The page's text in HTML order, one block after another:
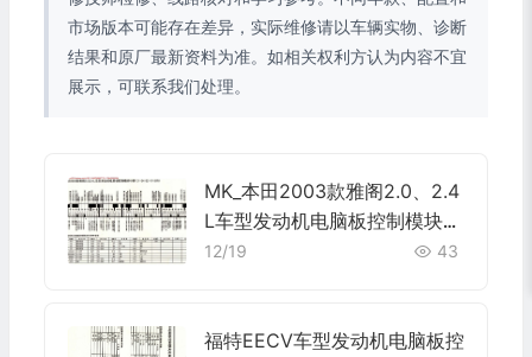
市场版本可能存在差异，实际维修请以车辆实物、诊断
结果和原厂最新资料为准。如相关权利方认为内容不宜
展示，可联系我们处理。
MK_本田2003款雅阁2.0、2.4
L车型发动机电脑板控制模块针
脚31+24+22+17+31 端子图
12/19 43
福特EECV车型发动机电脑板控